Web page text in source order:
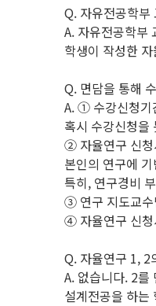
Q. 자유전공학부
A. 자유전공학부
학생이 작성한
Q. 면담을 통해
A. ① 수강신청기
혹시 수강신청을
② 자율연구 신청
본인의 연구에
특히, 연구경비
③ 연구 지도교수
④ 자율연구 신청
Q. 자율연구 1, 2
A. 없습니다. 2를
설계전공을 하는